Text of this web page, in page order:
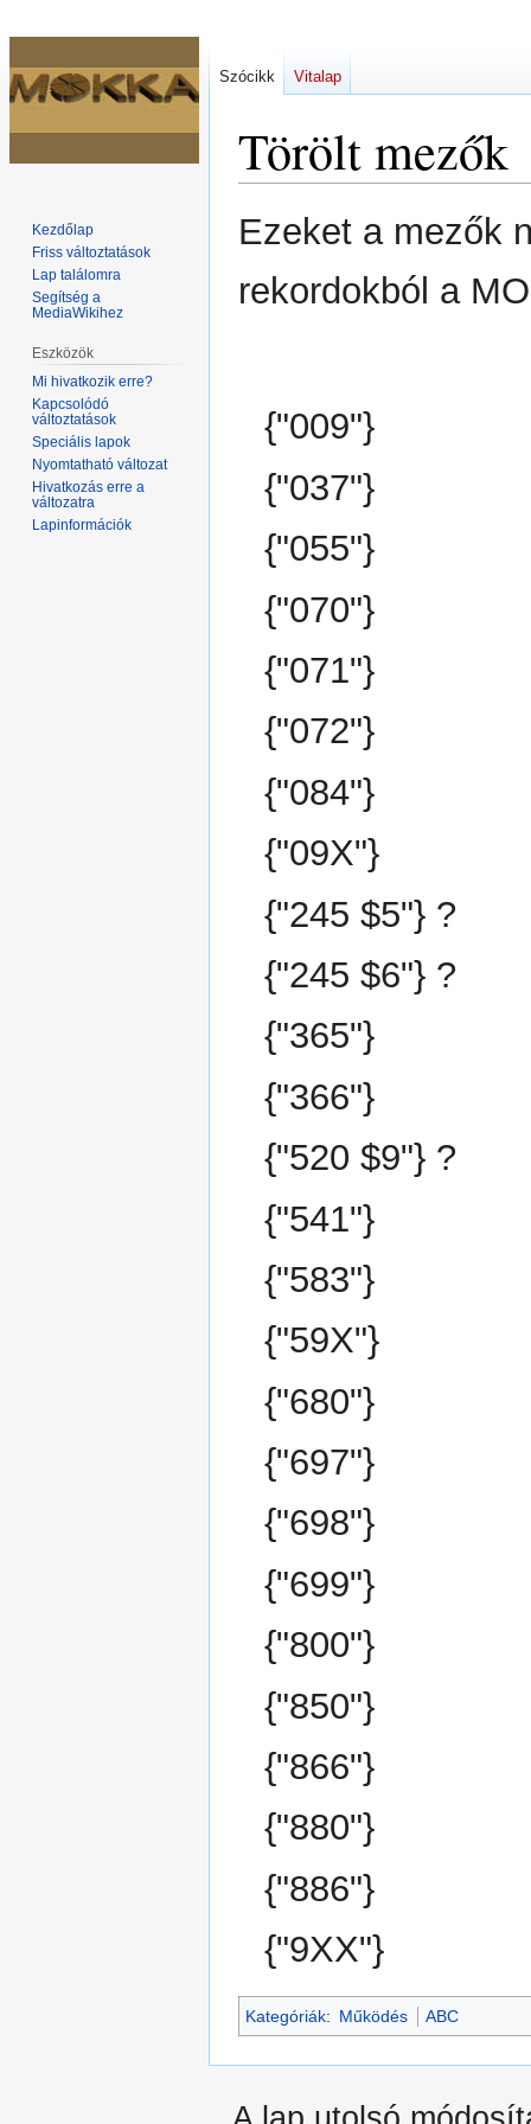
Törölt mezők
Ugrás
a
Ugrás
a
Ezeket a mezők
rekordokból a
{"009"}
{"037"}
{"055"}
{"070"}
{"071"}
{"072"}
{"084"}
{"09X"}
{"245 $5"} ?
{"245 $6"} ?
{"365"}
{"366"}
{"520 $9"} ?
{"541"}
{"583"}
{"59X"}
{"680"}
{"697"}
{"698"}
{"699"}
{"800"}
{"850"}
{"866"}
{"880"}
{"886"}
{"9XX"}
Kategóriák: Működés ABC
Szócikk Vitalap
Kezdőlap
Friss változtatások
Lap találomra
Segítség a
MediaWikihez
Eszközök
Mi hivatkozik erre?
Kapcsolódó
változtatások
Speciális lapok
Nyomtatható változat
Hivatkozás erre a
változatra
Lapinformációk